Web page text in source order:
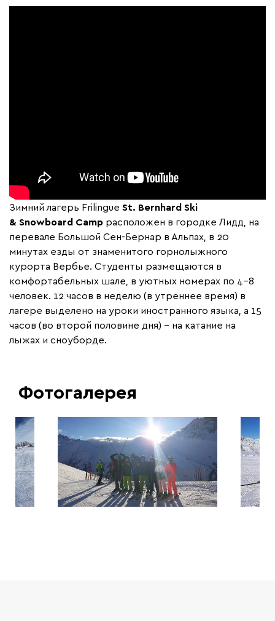
Зимний лагерь Frilingue St. Bernhard Ski
& Snowboard Camp расположен в городке Лидд, на
перевале Большой Сен-Бернар в Альпах, в 20
минутах езды от знаменитого горнолыжного
курорта Вербье. Студенты размещаются в
комфортабельных шале, в уютных номерах по 4-8
человек. 12 часов в неделю (в утреннее время) в
лагере выделено на уроки иностранного языка, а 15
часов (во второй половине дня) – на катание на
лыжах и сноуборде.
Фотогалерея